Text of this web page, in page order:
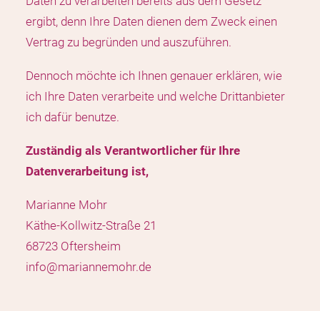
ergibt, denn Ihre Daten dienen dem Zweck einen
Vertrag zu begründen und auszuführen.
Dennoch möchte ich Ihnen genauer erklären, wie
ich Ihre Daten verarbeite und welche Drittanbieter
ich dafür benutze.
Zuständig als Verantwortlicher für Ihre
Datenverarbeitung ist,
Marianne Mohr
Käthe-Kollwitz-Straße 21
68723 Oftersheim
info@mariannemohr.de